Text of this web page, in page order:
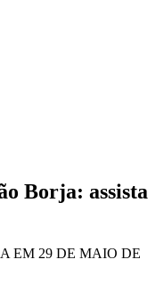
Borja: assista
EM 29 DE MAIO DE